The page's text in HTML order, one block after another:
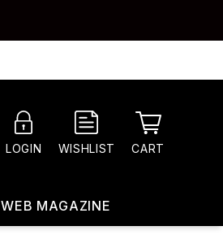
LOGIN WISHLIST CART
WEB MAGAZINE